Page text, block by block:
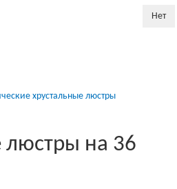
Нет
хрустальные люстры
люстры на 36